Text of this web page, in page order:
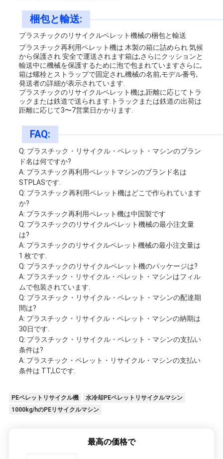
梱包と輸送:
プラスチックのリサイクルペレット機械の梱包と輸送
プラスチック再利用ペレット機は 木製の箱に詰められ 気候
から保護され 安全で運送されます箱は,さらにクッションと
輸送中に機械を保護するために泡で包まれていますさらに,
箱は螺栓とストラップで固定され,機械の名前,モデル番号,
発送者の詳細が表示されています.
プラスチックのリサイクルペレット機は,距離に応じてトラ
ックまたは鉄道で送られます.トラックまたは鉄道の出荷は
距離に応じて3〜7営業日かかります.
FAQ:
Q: プラスチック・リサイクル・ペレット・マシンのブラン
ド名は何ですか?
A: プラスチック再利用ペレットマシンのブランド名は
STPLASです.
Q: プラスチック再利用ペレット機はどこで作られています
か?
A: プラスチック再利用ペレット機は中国製です
Q: プラスチックのリサイクルペレット機械の最小注文量
は?
A: プラスチックのリサイクルペレット機械の最小注文量は
1 枚です.
Q: プラスチックのリサイクルペレット機のパッケージは?
A: プラスチック・リサイクル・ペレット・マシンはフィル
ムで包装されています.
Q: プラスチック・リサイクル・ペレット・マシンの配達期
間は?
A: プラスチック・リサイクル・ペレット・マシンの納期は
30日です.
Q: プラスチック・リサイクル・ペレット・マシンの支払い
条件は?
A: プラスチック・ペレット・リサイクル・マシンの支払い
条件は TT,LCです.
PEペレットリサイクル機
水冷却PEペレットリサイクルマシン
1000kg/hのPEリサイクルマシン
最高の価格で